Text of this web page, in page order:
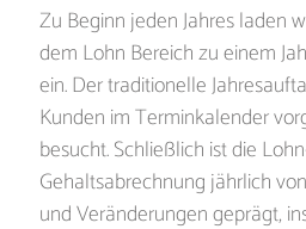
Zu Beginn jeden Jahres laden
dem Lohn Bereich zu einem
ein. Der traditionelle
Kunden im Terminkalender
besucht. Schließlich ist die
Gehaltsabrechnung jährlich
und Veränderungen geprägt,